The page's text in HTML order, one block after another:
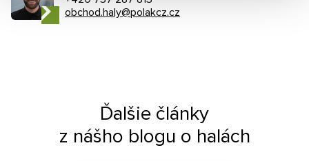
obchod.haly@polakcz.cz
Ďalšie články
z nášho blogu o halách